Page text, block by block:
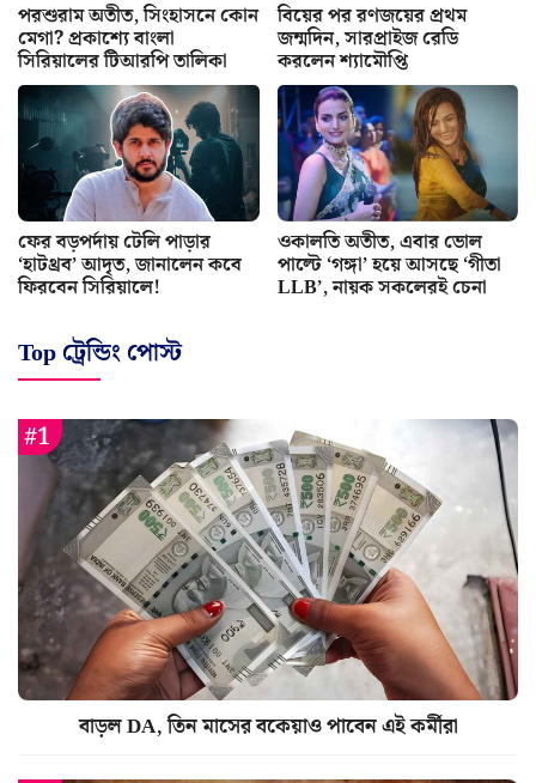
পরশুরাম অতীত, সিংহাসনে কোন
মেগা? প্রকাশ্যে বাংলা
সিরিয়ালের টিআরপি তালিকা
বিয়ের পর রণজয়ের প্রথম
জন্মদিন, সারপ্রাইজ রেডি
করলেন শ্যামৌপ্তি
ফের বড়পর্দায় টেলি পাড়ার
‘হাটথ্রব’ আদৃত, জানালেন কবে
ফিরবেন সিরিয়ালে!
ওকালতি অতীত, এবার ভোল
পাল্টে ‘গঙ্গা’ হয়ে আসছে ‘গীতা
LLB’, নায়ক সকলেরই চেনা
Top ট্রেন্ডিং পোস্ট
বাড়ল DA, তিন মাসের বকেয়াও পাবেন এই কর্মীরা